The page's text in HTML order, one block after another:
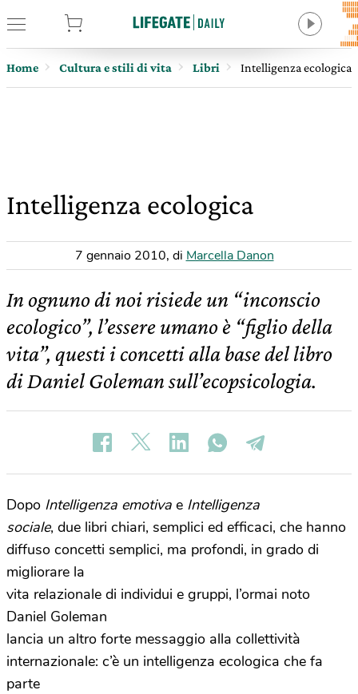
Home Cultura e stili di vita Libri Intelligenza ecologica
Intelligenza ecologica
7 gennaio 2010, di Marcella Danon
In ognuno di noi risiede un “inconscio
ecologico”, l’essere umano è “figlio della
vita”, questi i concetti alla base del libro
di Daniel Goleman sull’ecopsicologia.
Dopo Intelligenza emotiva e Intelligenza
sociale, due libri chiari, semplici ed efficaci, che hanno
diffuso concetti semplici, ma profondi, in grado di
migliorare la
vita relazionale di individui e gruppi, l’ormai noto
Daniel Goleman
lancia un altro forte messaggio alla collettività
internazionale: c’è un intelligenza ecologica che fa
parte